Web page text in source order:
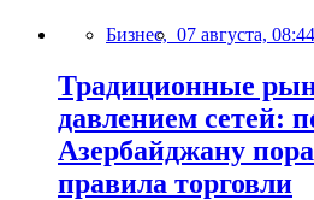
Бизнес, 07 августа, 08:44
Традиционные
давлением сетей:
Азербайджану
правила торговли